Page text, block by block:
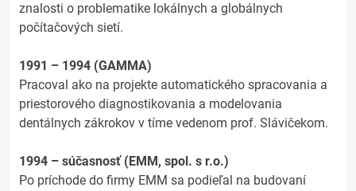
znalosti o problematike lokálnych a globálnych
počítačových sietí.
1991 – 1994 (GAMMA)
Pracoval ako na projekte automatického spracovania a
priestorového diagnostikovania a modelovania
dentálnych zákrokov v tíme vedenom prof. Slávičekom.
1994 – súčasnosť (EMM, spol. s r.o.)
Po príchode do firmy EMM sa podieľal na budovaní